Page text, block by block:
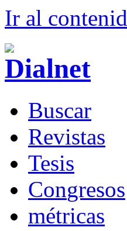
Ir al contenid
Buscar
Revistas
Tesis
Congresos
métricas